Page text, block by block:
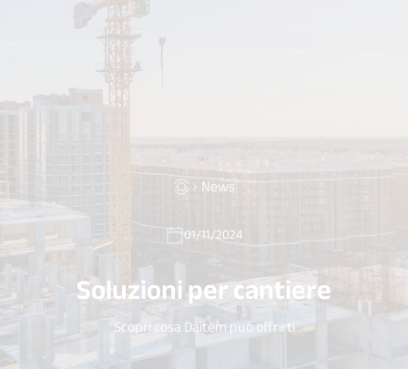
News
01/11/2024
Soluzioni per cantiere
Scopri cosa Daitem può offrirti